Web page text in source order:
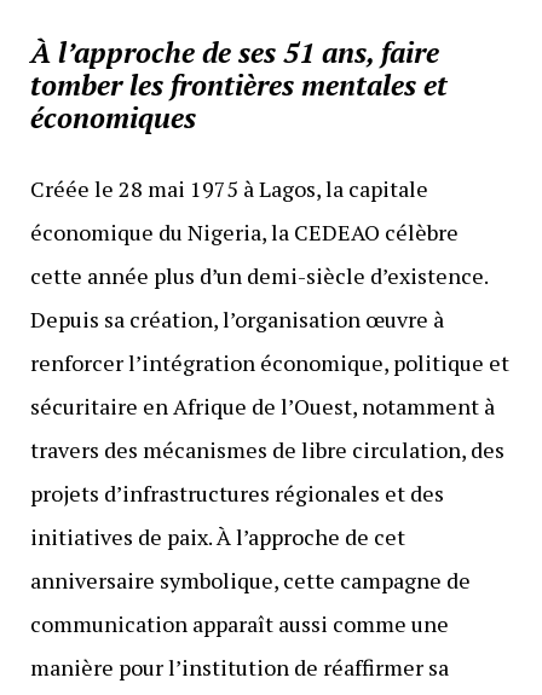
À l’approche de ses 51 ans, faire
tomber les frontières mentales et
économiques
Créée le 28 mai 1975 à Lagos, la capitale
économique du Nigeria, la CEDEAO célèbre
cette année plus d’un demi-siècle d’existence.
Depuis sa création, l’organisation œuvre à
renforcer l’intégration économique, politique et
sécuritaire en Afrique de l’Ouest, notamment à
travers des mécanismes de libre circulation, des
projets d’infrastructures régionales et des
initiatives de paix. À l’approche de cet
anniversaire symbolique, cette campagne de
communication apparaît aussi comme une
manière pour l’institution de réaffirmer sa